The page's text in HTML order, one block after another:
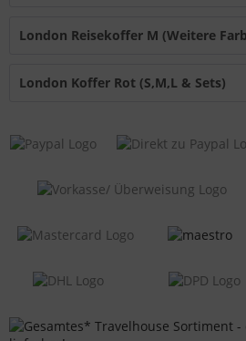
London Reisekoffer M (Weitere
London Koffer Rot (S,M,L & Sets)